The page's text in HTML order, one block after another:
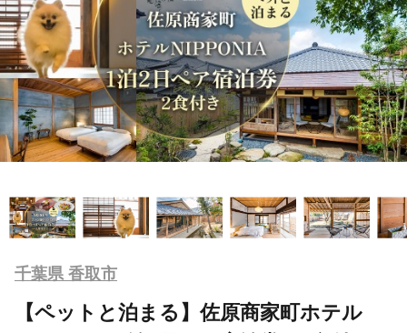
千葉県 香取市
【ペットと泊まる】佐原商家町ホテル